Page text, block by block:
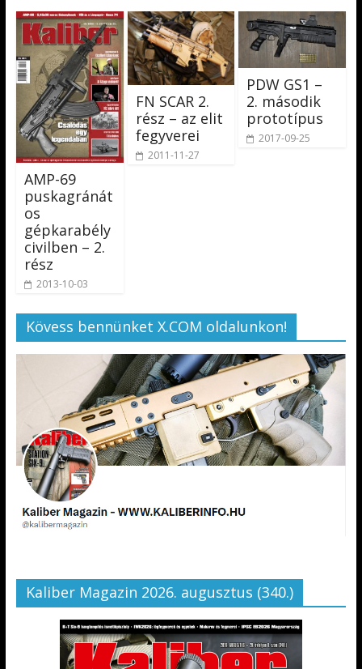
AMP-69
puskagránát
os
gépkarabély
civilben – 2.
rész
2013-10-03
FN SCAR 2.
rész – az elit
fegyverei
2011-11-27
PDW GS1 –
2. második
prototípus
2017-09-25
Kövess bennünket X.COM oldalunkon!
Kaliber Magazin 2026. augusztus (340.)